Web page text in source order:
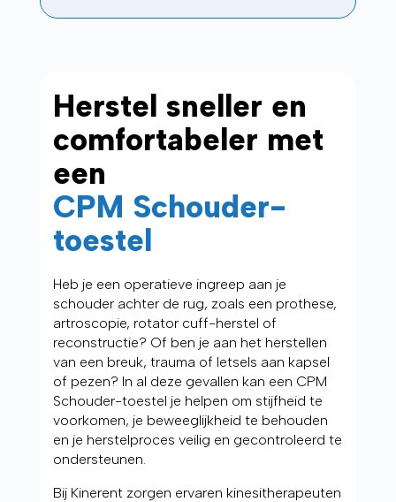
Herstel sneller en
comfortabeler met
een
CPM Schouder-
toestel
Heb je een operatieve ingreep aan je
schouder achter de rug, zoals een prothese,
artroscopie, rotator cuff-herstel of
reconstructie? Of ben je aan het herstellen
van een breuk, trauma of letsels aan kapsel
of pezen? In al deze gevallen kan een CPM
Schouder-toestel je helpen om stijfheid te
voorkomen, je beweeglijkheid te behouden
en je herstelproces veilig en gecontroleerd te
ondersteunen.
Bij Kinerent zorgen ervaren kinesitherapeuten